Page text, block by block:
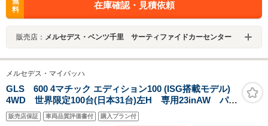
料
在庫確認・見積依頼
販売店： メルセデス・ベンツ千里 サーティファイドカーセンター
メルセデス・マイバッハ
GLS 600 4マチック エディション100 (ISG搭載モデル)
4WD 世界限定100台(日本31台)左H 専用23inAW パノ
ラマSR クリスタルホワイトナッパレザー ハイグロス
ブラックフローイングラインピアノラッカーウッドイン
販売店保証 車両品質評価書付 購入プラン付